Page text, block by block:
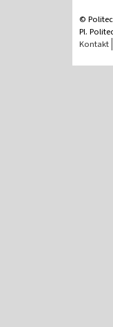
©
Pl.
Kontakt